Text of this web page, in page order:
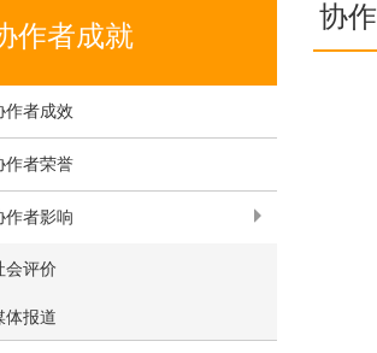
作者成就
作者成效
作者荣誉
作者影响
会评价
体报道
协